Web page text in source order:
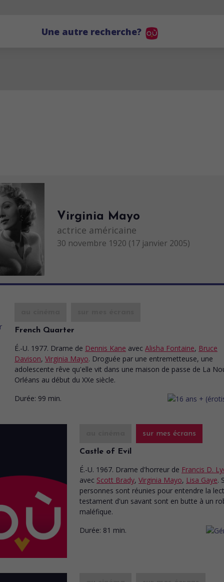
Une autre recherche?
Virginia Mayo
actrice américaine
30 novembre 1920 (17 janvier 2005)
French Quarter
É.-U. 1977. Drame de Dennis Kane avec Alisha Fontaine, Bruce
Davison, Virginia Mayo. Droguée par une entremetteuse, une
adolescente rêve qu'elle vit dans une maison de passe de La
Orléans au début du XXe siècle.
Durée: 99 min.
sur mes écrans
Castle of Evil
É.-U. 1967. Drame d'horreur de Francis D.
avec Scott Brady, Virginia Mayo, Lisa Gaye.
personnes sont réunies pour entendre la
testament d'un savant sont en butte à un
maléfique.
Durée: 81 min.